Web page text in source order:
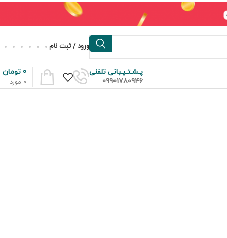
ورود / ثبت نام
پـشـتـیـبانی تلفنی
09901780946
0 مورد
0 تومان